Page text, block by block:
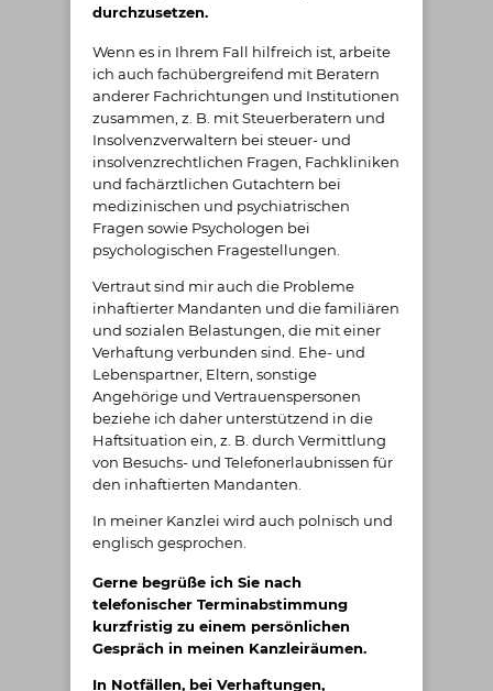
durchzusetzen.
Wenn es in Ihrem Fall hilfreich ist, arbeite
ich auch fachübergreifend mit Beratern
anderer Fachrichtungen und Institutionen
zusammen, z. B. mit Steuerberatern und
Insolvenzverwaltern bei steuer- und
insolvenzrechtlichen Fragen, Fachkliniken
und fachärztlichen Gutachtern bei
medizinischen und psychiatrischen
Fragen sowie Psychologen bei
psychologischen Fragestellungen.
Vertraut sind mir auch die Probleme
inhaftierter Mandanten und die familiären
und sozialen Belastungen, die mit einer
Verhaftung verbunden sind. Ehe- und
Lebenspartner, Eltern, sonstige
Angehörige und Vertrauenspersonen
beziehe ich daher unterstützend in die
Haftsituation ein, z. B. durch Vermittlung
von Besuchs- und Telefonerlaubnissen für
den inhaftierten Mandanten.
In meiner Kanzlei wird auch polnisch und
englisch gesprochen.
Gerne begrüße ich Sie nach
telefonischer Terminabstimmung
kurzfristig zu einem persönlichen
Gespräch in meinen Kanzleiräumen.
In Notfällen, bei Verhaftungen,